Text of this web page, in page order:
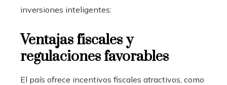
inversiones inteligentes:
Ventajas fiscales y
regulaciones favorables
El país ofrece incentivos fiscales atractivos, como